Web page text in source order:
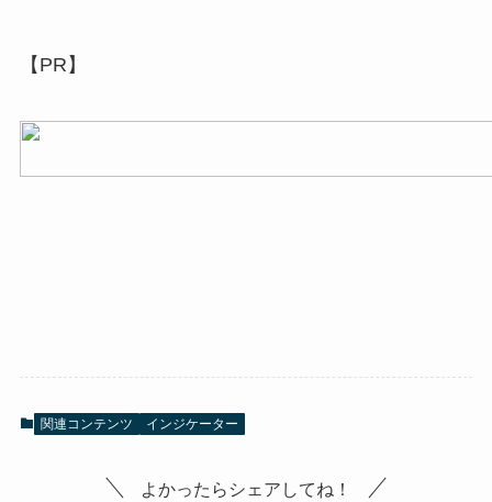
【PR】
関連コンテンツ インジケーター
よかったらシェアしてね！